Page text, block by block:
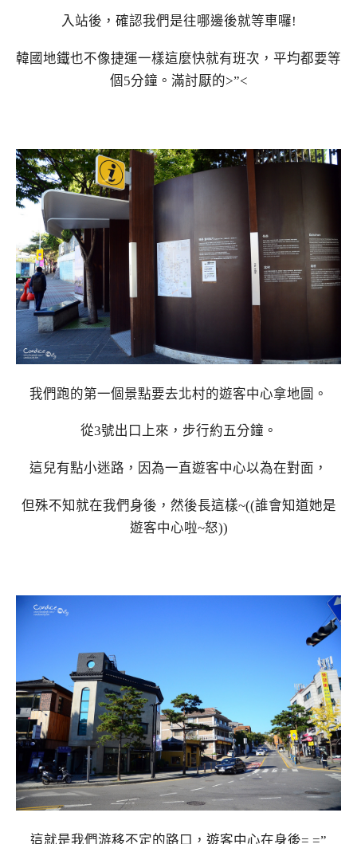
入站後，確認我們是往哪邊後就等車囉!
韓國地鐵也不像捷運一樣這麼快就有班次，平均都要等
個5分鐘。滿討厭的>”<
我們跑的第一個景點要去北村的遊客中心拿地圖。
從3號出口上來，步行約五分鐘。
這兒有點小迷路，因為一直遊客中心以為在對面，
但殊不知就在我們身後，然後長這樣~((誰會知道她是
遊客中心啦~怒))
這就是我們游移不定的路口，遊客中心在身後= =”